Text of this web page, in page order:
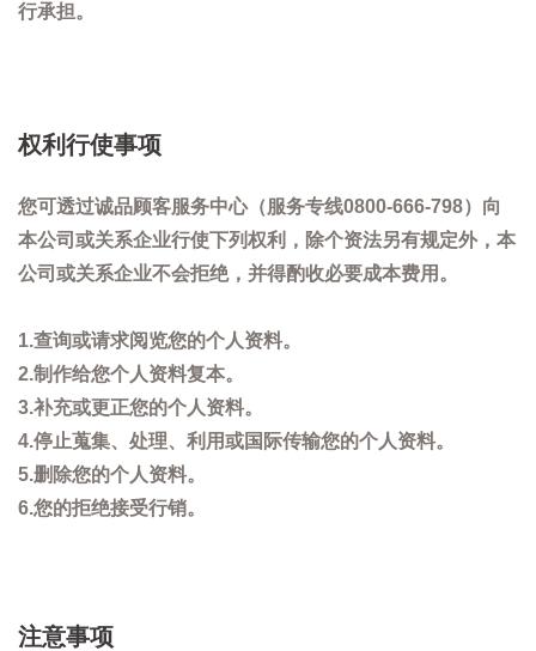
行承担。
权利行使事项
您可透过诚品顾客服务中心（服务专线0800-666-798）向
本公司或关系企业行使下列权利，除个资法另有规定外，本
公司或关系企业不会拒绝，并得酌收必要成本费用。
1.查询或请求阅览您的个人资料。
2.制作给您个人资料复本。
3.补充或更正您的个人资料。
4.停止蒐集、处理、利用或国际传输您的个人资料。
5.删除您的个人资料。
6.您的拒绝接受行销。
注意事项